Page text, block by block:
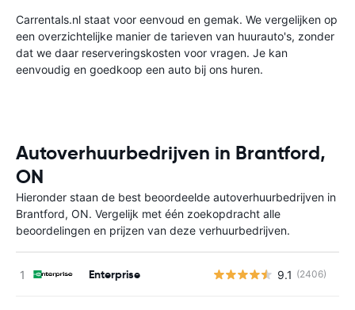
Carrentals.nl staat voor eenvoud en gemak. We vergelijken op
een overzichtelijke manier de tarieven van huurauto's, zonder
dat we daar reserveringskosten voor vragen. Je kan
eenvoudig en goedkoop een auto bij ons huren.
Autoverhuurbedrijven in Brantford,
ON
Hieronder staan de best beoordeelde autoverhuurbedrijven in
Brantford, ON. Vergelijk met één zoekopdracht alle
beoordelingen en prijzen van deze verhuurbedrijven.
Enterprise 9.1 (2406)